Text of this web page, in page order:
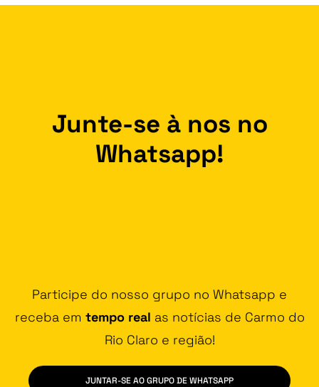
Junte-se à nos no
Whatsapp!
Participe do nosso grupo no Whatsapp e
receba em tempo real as notícias de Carmo do
Rio Claro e região!
JUNTAR-SE AO GRUPO DE WHATSAPP